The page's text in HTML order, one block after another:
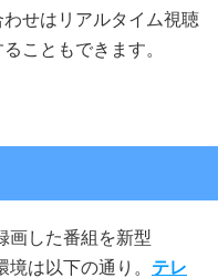
せはリアルタイム視聴
こともできます。
画した番組を新型
は以下の通り。 テレ